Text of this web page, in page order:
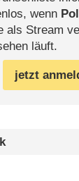
wenn
als Stream
läuft.
jetzt